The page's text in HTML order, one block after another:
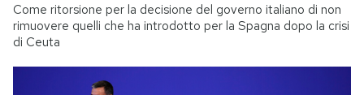
Come ritorsione per la decisione del governo italiano di non
rimuovere quelli che ha introdotto per la Spagna dopo la crisi
di Ceuta